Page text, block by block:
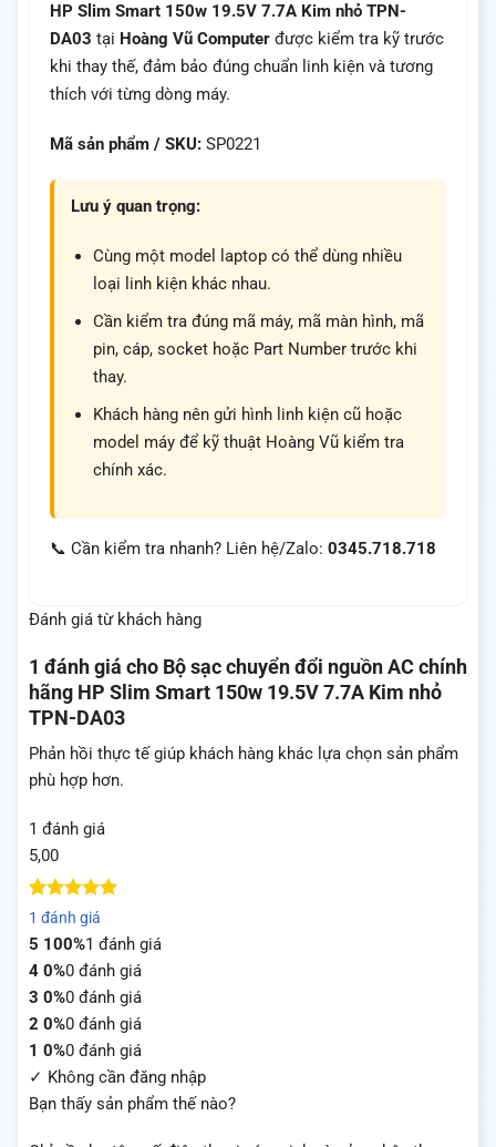
HP Slim Smart 150w 19.5V 7.7A Kim nhỏ TPN-
DA03 tại Hoàng Vũ Computer được kiểm tra kỹ trước
khi thay thế, đảm bảo đúng chuẩn linh kiện và tương
thích với từng dòng máy.
Mã sản phẩm / SKU: SP0221
Lưu ý quan trọng:
Cùng một model laptop có thể dùng nhiều
loại linh kiện khác nhau.
Cần kiểm tra đúng mã máy, mã màn hình, mã
pin, cáp, socket hoặc Part Number trước khi
thay.
Khách hàng nên gửi hình linh kiện cũ hoặc
model máy để kỹ thuật Hoàng Vũ kiểm tra
chính xác.
📞 Cần kiểm tra nhanh? Liên hệ/Zalo: 0345.718.718
Đánh giá từ khách hàng
1 đánh giá cho Bộ sạc chuyển đổi nguồn AC chính
hãng HP Slim Smart 150w 19.5V 7.7A Kim nhỏ
TPN-DA03
Phản hồi thực tế giúp khách hàng khác lựa chọn sản phẩm
phù hợp hơn.
1 đánh giá
5,00
5 trên 5
dựa trên
1
đánh giá
1 đánh giá
5 100%1 đánh giá
4 0%0 đánh giá
3 0%0 đánh giá
2 0%0 đánh giá
1 0%0 đánh giá
✓ Không cần đăng nhập
Bạn thấy sản phẩm thế nào?